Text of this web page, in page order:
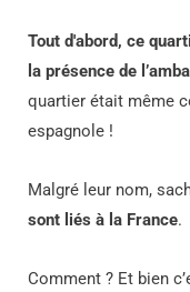
Tout d'abord, ce
la présence de
quartier était même
espagnole !
Malgré leur nom,
sont liés à la France.
Comment ? Et bien